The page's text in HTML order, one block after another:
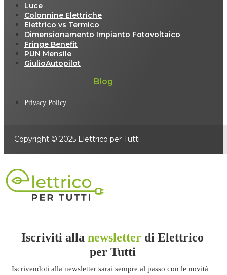
Luce
Colonnine Elettriche
Elettrico vs Termico
Dimensionamento Impianto Fotovoltaico
Fringe Benefit
PUN Mensile
GiulioAutopilot
Blog
Privacy Policy
Copyright © 2025 Elettrico per Tutti
Iscriviti allanewsletter di Elettrico
per Tutti
Iscrivendoti alla newsletter sarai sempre al passo con le novità